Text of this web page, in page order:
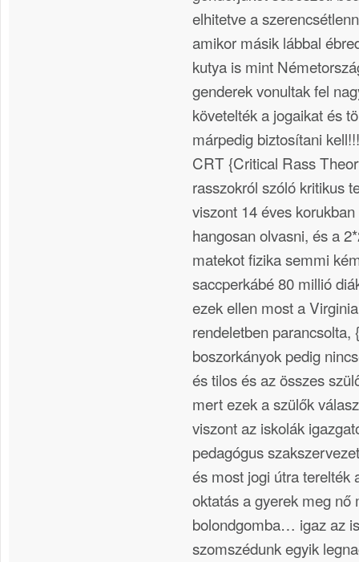
elhitetve a
amikor másik lábbal
kutya is mint
genderek vonultak fel
követelték a jogaikat és
márpedig biztosítani
CRT {Critical Rass
rasszokról szóló kritikus
viszont 14 éves
hangosan olvasni, és a
matekot fizika semmi
saccperkábé 80 millió
ezek ellen most a
rendeletben parancsolta,
boszorkányok pedig
és tilos és az összes
mert ezek a szülők
viszont az iskolák
pedagógus
és most jogi útra terelték
oktatás a gyerek meg nő
bolondgomba… igaz az
szomszédunk egyik